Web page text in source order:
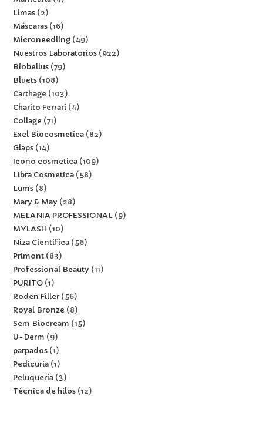
Limas 2
Máscaras 16
Microneedling 49
Nuestros Laboratorios 922
Biobellus 79
Bluets 108
Carthage
103
Charito Ferrari 4
Collage
71
Exel Biocosmetica 82
Glaps 14
Icono cosmetica 109
Libra Cosmetica 58
Lums 8
Mary & May
28
MELANIA PROFESSIONAL 9
MYLASH
10
Niza Cientifica 56
Primont 83
Professional Beauty
11
PURITO 1
Roden Filler 56
Royal Bronze
8
Sem Biocream
15
U-Derm
9
parpados 1
Pedicuria 1
Peluqueria 3
Técnica de hilos 12